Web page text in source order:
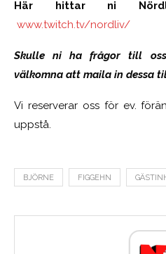
Här hittar ni
www.twitch.tv/nordliv/
Skulle ni ha frågor till
välkomna att maila in dessa
Vi reserverar oss för ev.
uppstå.
BJÖRNE FIGGEHN